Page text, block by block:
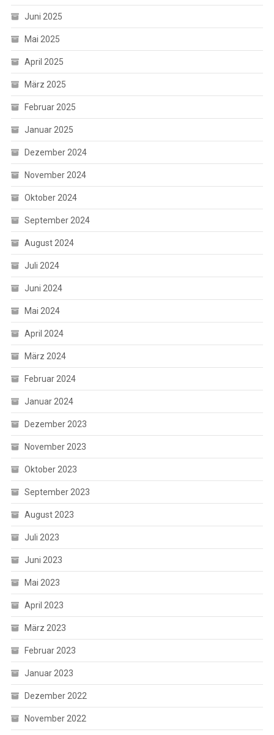
Juni 2025
Mai 2025
April 2025
März 2025
Februar 2025
Januar 2025
Dezember 2024
November 2024
Oktober 2024
September 2024
August 2024
Juli 2024
Juni 2024
Mai 2024
April 2024
März 2024
Februar 2024
Januar 2024
Dezember 2023
November 2023
Oktober 2023
September 2023
August 2023
Juli 2023
Juni 2023
Mai 2023
April 2023
März 2023
Februar 2023
Januar 2023
Dezember 2022
November 2022